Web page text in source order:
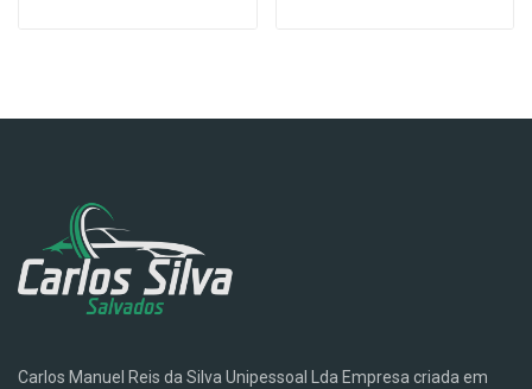
Carlos Manuel Reis da Silva Unipessoal Lda Empresa criada em